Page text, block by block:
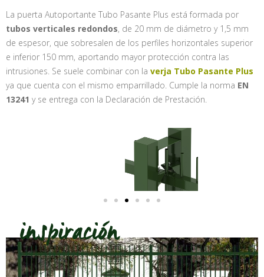
La puerta Autoportante Tubo Pasante Plus está formada por
tubos verticales redondos, de 20 mm de diámetro y 1,5 mm
de espesor, que sobresalen de los perfiles horizontales superior
e inferior 150 mm, aportando mayor protección contra las
intrusiones. Se suele combinar con la verja Tubo Pasante Plus
ya que cuenta con el mismo emparrillado. Cumple la norma EN
13241 y se entrega con la Declaración de Prestación.